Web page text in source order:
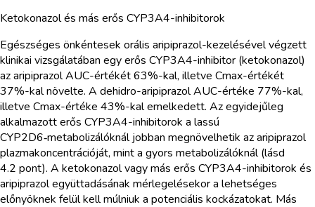
Ketokonazol és más erős CYP3A4-inhibitorok
Egészséges önkéntesek orális aripiprazol-kezelésével végzett
klinikai vizsgálatában egy erős CYP3A4-inhibitor (ketokonazol)
az aripiprazol AUC-értékét 63%-kal, illetve Cmax-értékét
37%-kal növelte. A dehidro-aripiprazol AUC-értéke 77%-kal,
illetve Cmax-értéke 43%-kal emelkedett. Az egyidejűleg
alkalmazott erős CYP3A4-inhibitorok a lassú
CYP2D6‑metabolizálóknál jobban megnövelhetik az aripiprazol
plazmakoncentrációját, mint a gyors metabolizálóknál (lásd
4.2 pont). A ketokonazol vagy más erős CYP3A4-inhibitorok és
aripiprazol együttadásának mérlegelésekor a lehetséges
előnyöknek felül kell múlniuk a potenciális kockázatokat. Más